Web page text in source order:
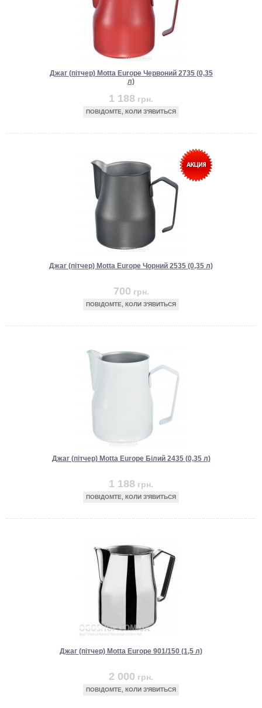
Джаг (пітчер) Motta Europe Червоний 2735 (0,35
л)
1 188 грн.
ПОВІДОМТЕ, КОЛИ З'ЯВИТЬСЯ
Джаг (пітчер) Motta Europe Чорний 2535 (0,35 л)
700 грн.
ПОВІДОМТЕ, КОЛИ З'ЯВИТЬСЯ
Джаг (пітчер) Motta Europe Білий 2435 (0,35 л)
1 188 грн.
ПОВІДОМТЕ, КОЛИ З'ЯВИТЬСЯ
Джаг (пітчер) Motta Europe 901/150 (1,5 л)
2 000 грн.
ПОВІДОМТЕ, КОЛИ З'ЯВИТЬСЯ